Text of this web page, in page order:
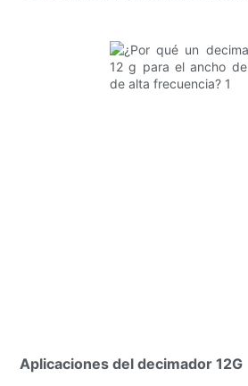
Aplicaciones del decimador 12G